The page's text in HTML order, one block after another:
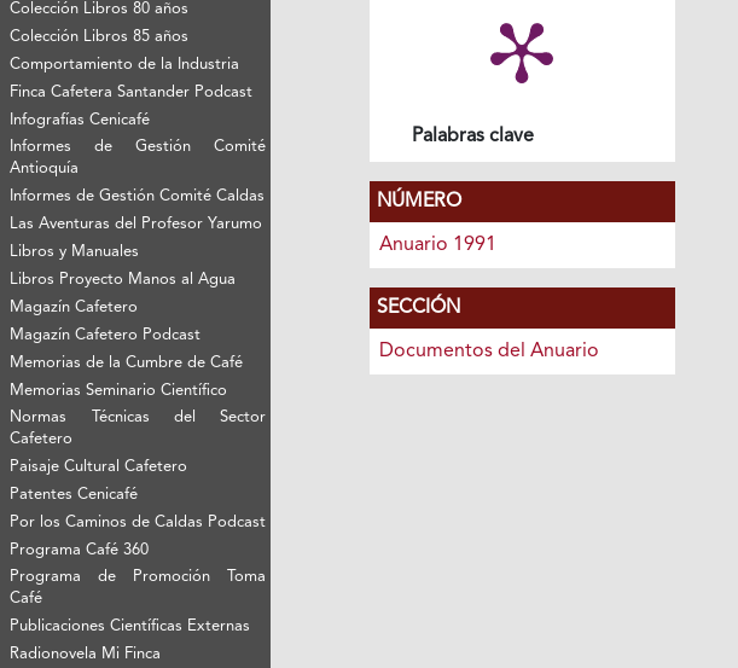
Colección Libros 80 años
Colección Libros 85 años
Comportamiento de la Industria
Finca Cafetera Santander Podcast
Infografías Cenicafé
Informes de Gestión Comité
Antioquía
Informes de Gestión Comité Caldas
Las Aventuras del Profesor Yarumo
Libros y Manuales
Libros Proyecto Manos al Agua
Magazín Cafetero
Magazín Cafetero Podcast
Memorias de la Cumbre de Café
Memorias Seminario Científico
Normas Técnicas del Sector
Cafetero
Paisaje Cultural Cafetero
Patentes Cenicafé
Por los Caminos de Caldas Podcast
Programa Café 360
Programa de Promoción Toma
Café
Publicaciones Científicas Externas
Radionovela Mi Finca
Palabras clave
NÚMERO
Anuario 1991
SECCIÓN
Documentos del Anuario